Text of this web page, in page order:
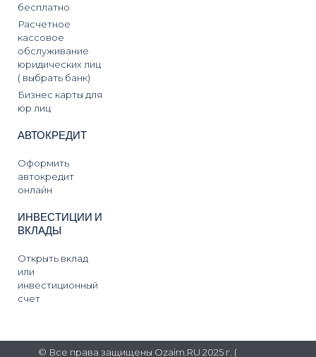
бесплатно
Расчетное
кассовое
обслуживание
юридических лиц
( выбрать банк)
Бизнес карты для
юр лиц
АВТОКРЕДИТ
Оформить
автокредит
онлайн
ИНВЕСТИЦИИ И
ВКЛАДЫ
Открыть вклад
или
инвестиционный
счет
© Все права защищены Ozaim.RU 2025 г. (